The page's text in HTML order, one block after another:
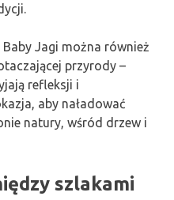
Jagi można również
przyrody –
refleksji i
aby naładować
natury, wśród drzew i
szlakami